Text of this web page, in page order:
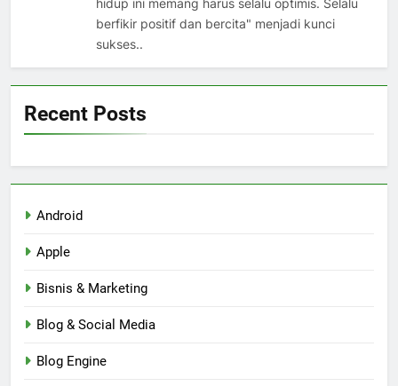
hidup ini memang harus selalu optimis. Selalu
berfikir positif dan bercita" menjadi kunci
sukses..
Recent Posts
Android
Apple
Bisnis & Marketing
Blog & Social Media
Blog Engine